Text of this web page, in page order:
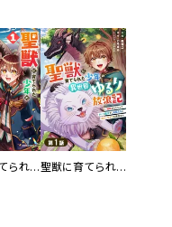
聖獣に育てられた少年の異世界ゆるり放浪記～神様からもらったチート魔法で、仲間たちとスローライフを満喫中～ 聖獣に育てられた少年の異世界ゆるり放浪記～神様からもらったチート魔法で、仲間たちとスローライフを満喫中～【分冊版】